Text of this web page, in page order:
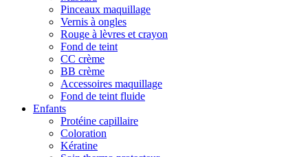
Pinceaux maquillage
Vernis à ongles
Rouge à lèvres et crayon
Fond de teint
CC crème
BB crème
Accessoires maquillage
Fond de teint fluide
Enfants
Protéine capillaire
Coloration
Kératine